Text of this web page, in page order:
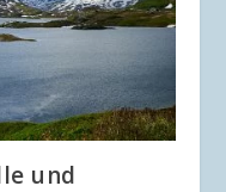
und